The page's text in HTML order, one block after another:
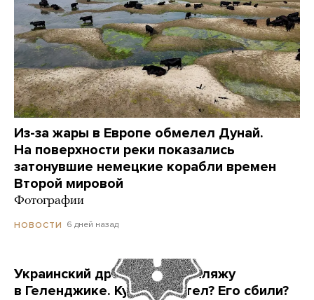
Из-за жары в Европе обмелел Дунай.
На поверхности реки показались
затонувшие немецкие корабли времен
Второй мировой
Фотографии
НОВОСТИ 6 дней назад
Украинский дрон попал по пляжу
в Геленджике. Куда он летел? Его сбили?